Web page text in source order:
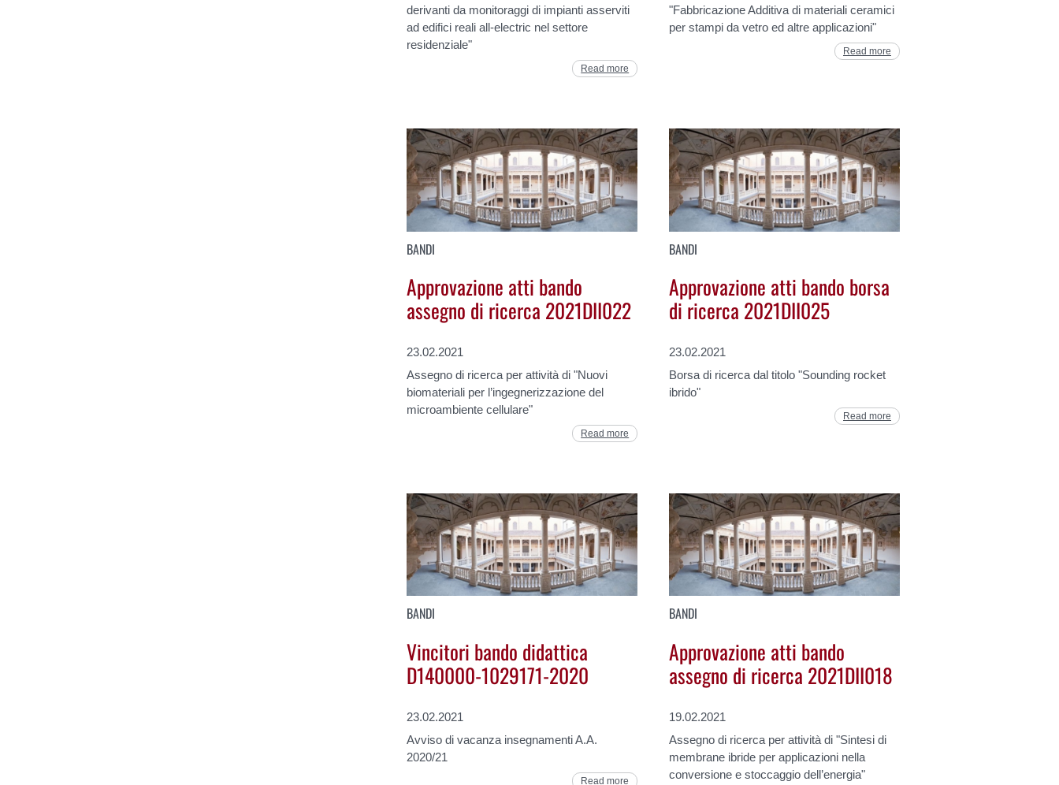
derivanti da monitoraggi di impianti asserviti
ad edifici reali all-electric nel settore
residenziale"
Read more
"Fabbricazione Additiva di materiali ceramici
per stampi da vetro ed altre applicazioni"
Read more
BANDI
Approvazione atti bando
assegno di ricerca 2021DII022
23.02.2021
Assegno di ricerca per attività di "Nuovi
biomateriali per l’ingegnerizzazione del
microambiente cellulare"
Read more
BANDI
Approvazione atti bando borsa
di ricerca 2021DII025
23.02.2021
Borsa di ricerca dal titolo "Sounding rocket
ibrido"
Read more
BANDI
Vincitori bando didattica
D140000-1029171-2020
23.02.2021
Avviso di vacanza insegnamenti A.A.
2020/21
Read more
BANDI
Approvazione atti bando
assegno di ricerca 2021DII018
19.02.2021
Assegno di ricerca per attività di "Sintesi di
membrane ibride per applicazioni nella
conversione e stoccaggio dell’energia"